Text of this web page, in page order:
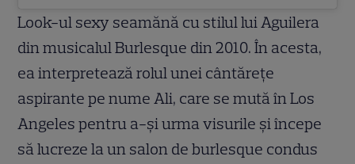
Look-ul sexy seamănă cu stilul lui Aguilera
din musicalul Burlesque din 2010. În acesta,
ea interpretează rolul unei cântărețe
aspirante pe nume Ali, care se mută în Los
Angeles pentru a-și urma visurile și începe
să lucreze la un salon de burlesque condus